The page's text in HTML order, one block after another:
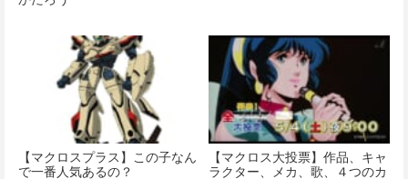
【マクロスプラス】この子なん
で一番人気あるの？
【マクロス大投票】作品、キャ
ラクター、メカ、歌、４つのカ